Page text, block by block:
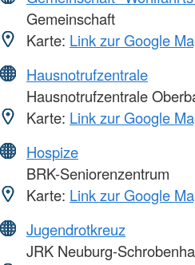
Gemeinschaft
Karte: Link zur Google
Hausnotrufzentrale
Hausnotrufzentrale
Karte: Link zur Google
Hospize
BRK-Seniorenzentrum
Karte: Link zur Google
Jugendrotkreuz
JRK Neuburg-